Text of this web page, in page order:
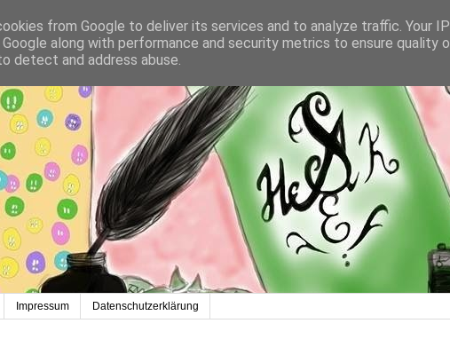
Impressum Datenschutzerklärung
from Google to deliver its services and to analyze traffic. Your
along with performance and security metrics to ensure quality
detect and address abuse.